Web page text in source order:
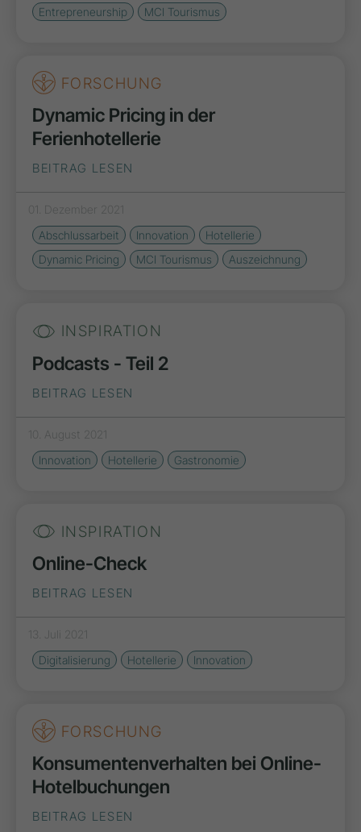
Entrepreneurship MCI Tourismus
FORSCHUNG
Dynamic Pricing in der
Ferienhotellerie
BEITRAG LESEN
01. Dezember 2021
Abschlussarbeit
Innovation
Hotellerie
Dynamic Pricing
MCI Tourismus Auszeichnung
INSPIRATION
Podcasts - Teil 2
BEITRAG LESEN
10. August 2021
Innovation
Hotellerie Gastronomie
INSPIRATION
Online-Check
BEITRAG LESEN
13. Juli 2021
Digitalisierung
Hotellerie Innovation
FORSCHUNG
Konsumentenverhalten bei Online-
Hotelbuchungen
BEITRAG LESEN